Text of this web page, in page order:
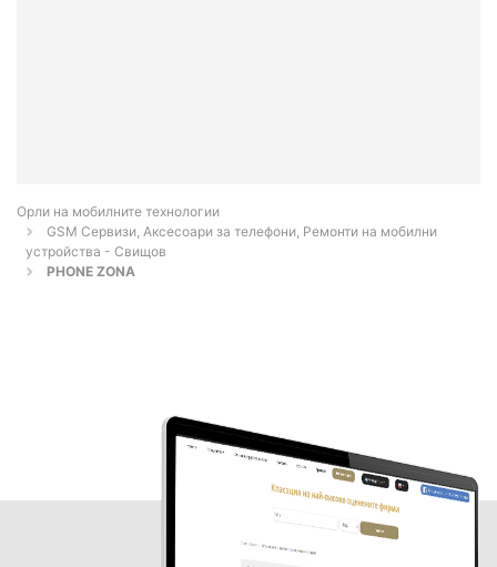
Орли на мобилните технологии
GSM Сервизи, Аксесоари за телефони, Ремонти на мобилни
устройства - Свищов
PHONE ZONA